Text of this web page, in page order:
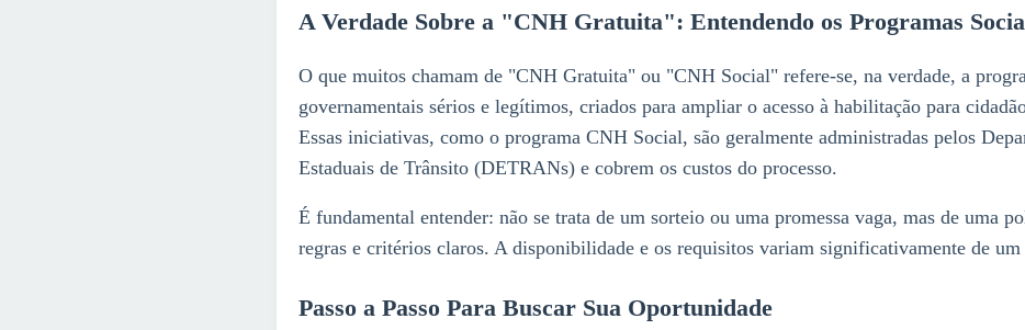
A Verdade Sobre a "CNH Gratuita": Entendendo os Programas
O que muitos chamam de "CNH Gratuita" ou "CNH Social" refere-se, na verdade, a
governamentais sérios e legítimos, criados para ampliar o acesso à habilitação para
Essas iniciativas, como o programa CNH Social, são geralmente administradas pelos
Estaduais de Trânsito (DETRANs) e cobrem os custos do processo.
É fundamental entender: não se trata de um sorteio ou uma promessa vaga, mas de uma
regras e critérios claros. A disponibilidade e os requisitos variam significativamente de um
Passo a Passo Para Buscar Sua Oportunidade